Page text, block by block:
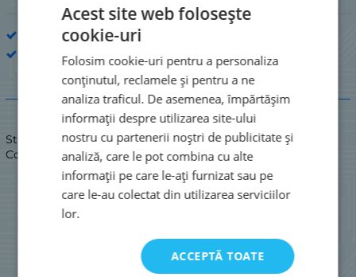
Conectori și prize
ANY BRAND
Descriere
Stare: NOUĂ
Conector de alimentare cu 8 pini, 2,54 mm, mascul; SIM 19
Acest site web folosește
cookie-uri
Folosim cookie-uri pentru a personaliza
conținutul, reclamele și pentru a ne
analiza traficul. De asemenea, împărtășim
informații despre utilizarea site-ului
nostru cu partenerii noștri de publicitate și
analiză, care le pot combina cu alte
informații pe care le-ați furnizat sau pe
care le-au colectat din utilizarea serviciilor
lor.
ACCEPTĂ TOATE